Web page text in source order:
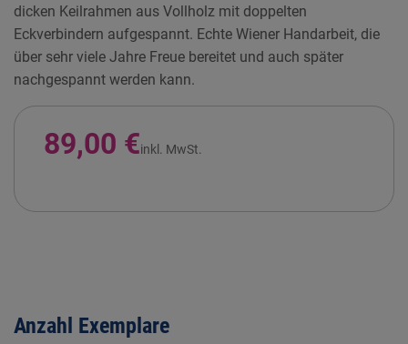
dicken Keilrahmen aus Vollholz mit doppelten
Eckverbindern aufgespannt. Echte Wiener Handarbeit, die
über sehr viele Jahre Freue bereitet und auch später
nachgespannt werden kann.
89,00 €inkl. MwSt.
Anzahl Exemplare